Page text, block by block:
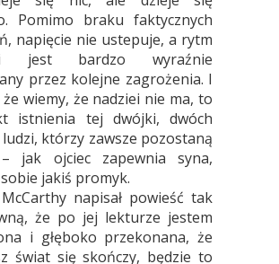
Pomimo braku faktycznych
napięcie nie ustepuje, a rytm
jest bardzo wyraźnie
przez kolejne zagrożenia. I
wiemy, że nadziei nie ma, to
istnienia tej dwójki, dwóch
którzy zawsze pozostaną
jak ojciec zapewnia syna,
jakiś promyk.
napisał powieść tak
że po jej lekturze jestem
i głęboko przekonana, że
świat się skończy, będzie to